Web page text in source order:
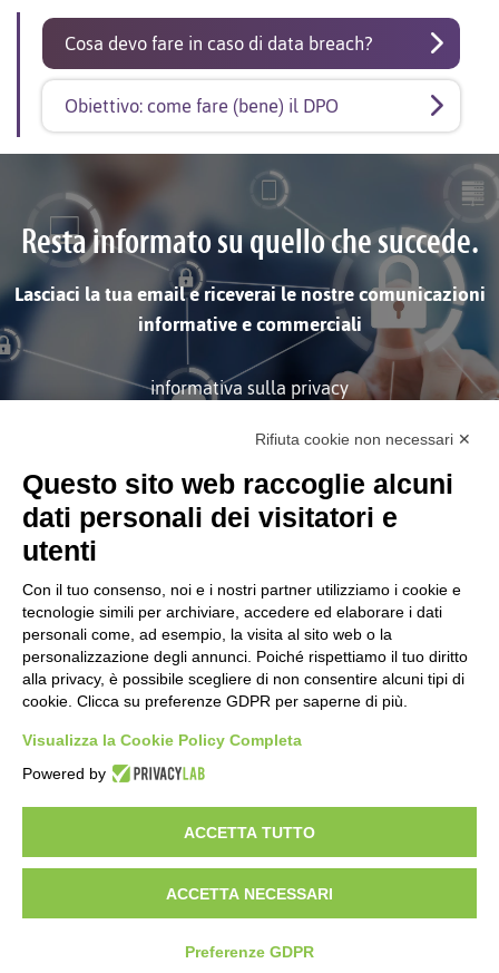
Cosa devo fare in caso di data breach?
Obiettivo: come fare (bene) il DPO
Resta informato su quello che succede.
Lasciaci la tua email e riceverai le nostre comunicazioni
informative e commerciali
informativa sulla privacy
ISCRIVITI
Società soggetta alla Direzione
e Coordinamento di Tinexta
S.p.A.
CORPORATE
Certificazioni
Informativa Sulla Privacy
Modifica Preferenze GDPR
Codice Etico e Modello Organizzativo
Business Unit PrivacyLabVia del Fante 4542124 Reggio Emilia, ItaliaEmail info@privacylab.itTel.
Capitale sociale € 65.560,31
© Tinexta Innovation Hub S.p.A. 2026 tutti i diritti riservati. PrivacyLab è un marchio registrato
altri marchi riportati appartengono ai legittimi proprietari.
Rifiuta cookie non necessari ✕
Questo sito web raccoglie alcuni
dati personali dei visitatori e
utenti
Con il tuo consenso, noi e i nostri partner utilizziamo i cookie e
tecnologie simili per archiviare, accedere ed elaborare i dati
personali come, ad esempio, la visita al sito web o la
personalizzazione degli annunci. Poiché rispettiamo il tuo diritto
alla privacy, è possibile scegliere di non consentire alcuni tipi di
cookie. Clicca su preferenze GDPR per saperne di più.
Visualizza la Cookie Policy Completa
Powered by
ACCETTA TUTTO
ACCETTA NECESSARI
Preferenze GDPR